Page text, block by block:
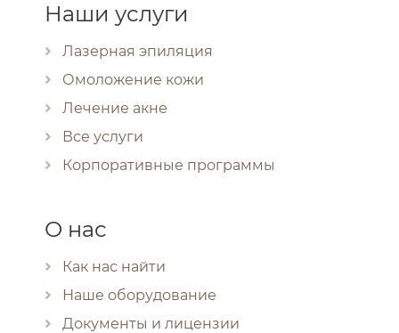
Наши услуги
Лазерная эпиляция
Омоложение кожи
Лечение акне
Все услуги
Корпоративные программы
О нас
Как нас найти
Наше оборудование
Документы и лицензии